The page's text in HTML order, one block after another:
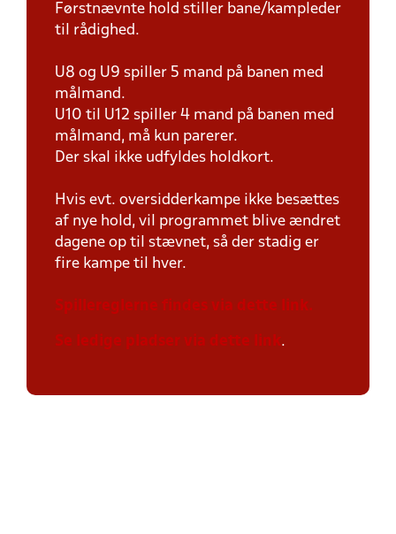
Førstnævnte hold stiller bane/kampleder
til rådighed.
U8 og U9 spiller 5 mand på banen med
målmand.
U10 til U12 spiller 4 mand på banen med
målmand, må kun parerer.
Der skal ikke udfyldes holdkort.
Hvis evt. oversidderkampe ikke besættes
af nye hold, vil programmet blive ændret
dagene op til stævnet, så der stadig er
fire kampe til hver.
Spillereglerne findes via dette link.
Se ledige pladser via dette link.